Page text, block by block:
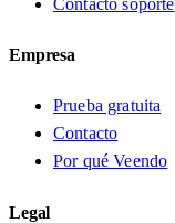
Empresa
Prueba gratuita
Contacto
Por qué Veendo
Legal